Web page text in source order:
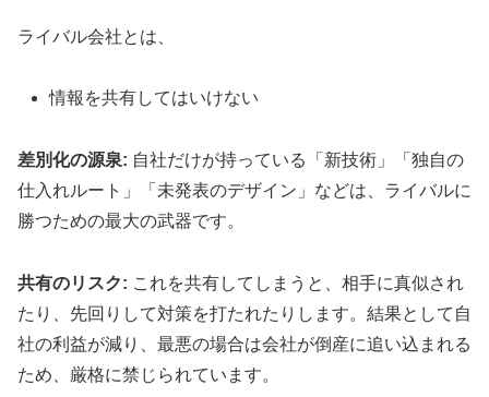
ライバル会社とは、
情報を共有してはいけない
差別化の源泉: 自社だけが持っている「新技術」「独自の
仕入れルート」「未発表のデザイン」などは、ライバルに
勝つための最大の武器です。
共有のリスク: これを共有してしまうと、相手に真似され
たり、先回りして対策を打たれたりします。結果として自
社の利益が減り、最悪の場合は会社が倒産に追い込まれる
ため、厳格に禁じられています。